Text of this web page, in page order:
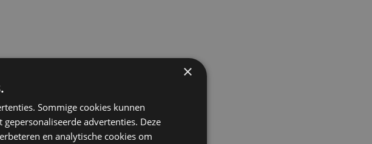
heeft ook
worden in het
×
Sommige cookies kunnen
advertenties. Deze
en analytische cookies om